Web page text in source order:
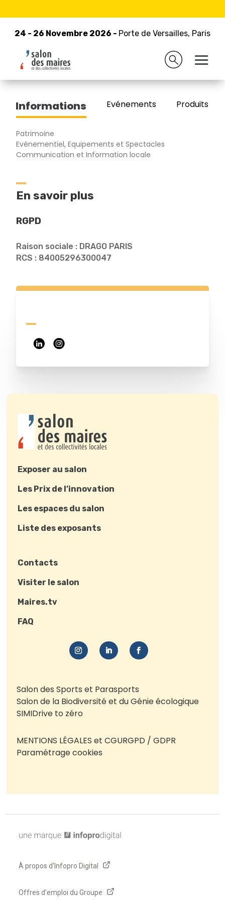
24 - 26 Novembre 2026 - Porte de Versailles, Paris
24 - 26 Novembre 2026 - Porte de Versailles, Paris
Retour à la liste des exposants
DRAGO PARIS
Informations Evénements Produits/
Patrimoine
Evénementiel, Equipements et Spectacles
Communication et Information locale
En savoir plus
RGPD
Raison sociale : DRAGO PARIS
RCS : 84005296300047
Exposer au salon
Les Prix de l’innovation
Les espaces du salon
Liste des exposants
Contacts
Visiter le salon
Maires.tv
FAQ
Salon des Sports et Parasports
Salon de la Biodiversité et du Génie écologique
SIMIDrive to zéro
MENTIONS LÉGALES et CGURGPD / GDPR
Paramétrage cookies